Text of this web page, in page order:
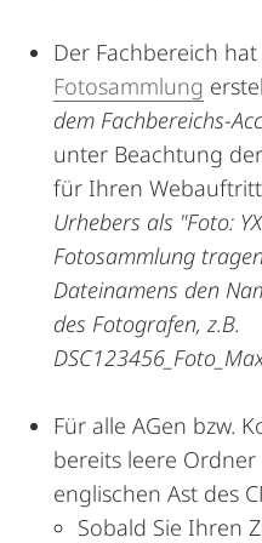
Der Fachbereich
Fotosammlung
dem Fachbereichs-
unter Beachtung
für Ihren
Urhebers als "Foto:
Fotosammlung
Dateinamens den
des Fotografen, z.B.
Für alle AGen bzw.
bereits leere
englischen Ast des
Sobald Sie Ihren